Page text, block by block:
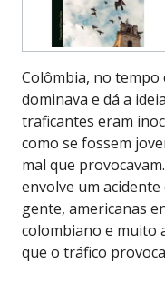
Colômbia, no tempo
dominava e dá a
traficantes eram
como se fossem
mal que
envolve um
gente, americanas
colombiano e muito
que o tráfico